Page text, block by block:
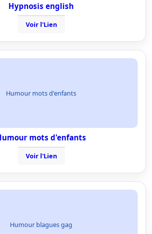
Hypnosis english
Voir l'Lien
Humour mots d'enfants
mots d'enfants
Voir l'Lien
Humour blagues gag